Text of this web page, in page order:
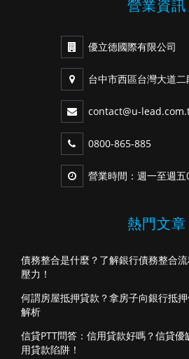
營業資訊
優立德國際有限公司
台中市西區台灣大道
contact@u-
0800-865-885
營業時間：週一至週
熱門文章
債務整合是什麼？了解銀行債務整合
壓力！
何謂房屋抵押貸款？拿房子向銀行抵
解析
信貸PTT問答：信用貸款好嗎？信貸
用貸款陷阱！